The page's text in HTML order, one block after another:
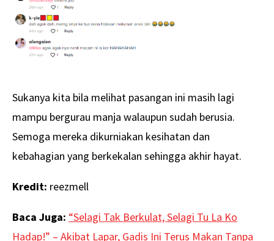
Sukanya kita bila melihat pasangan ini masih lagi
mampu bergurau manja walaupun sudah berusia.
Semoga mereka dikurniakan kesihatan dan
kebahagian yang berkekalan sehingga akhir hayat.
Kredit: reezmell
Baca Juga: “Selagi Tak Berkulat, Selagi Tu La Ko
Hadap!” – Akibat Lapar, Gadis Ini Terus Makan Tanpa